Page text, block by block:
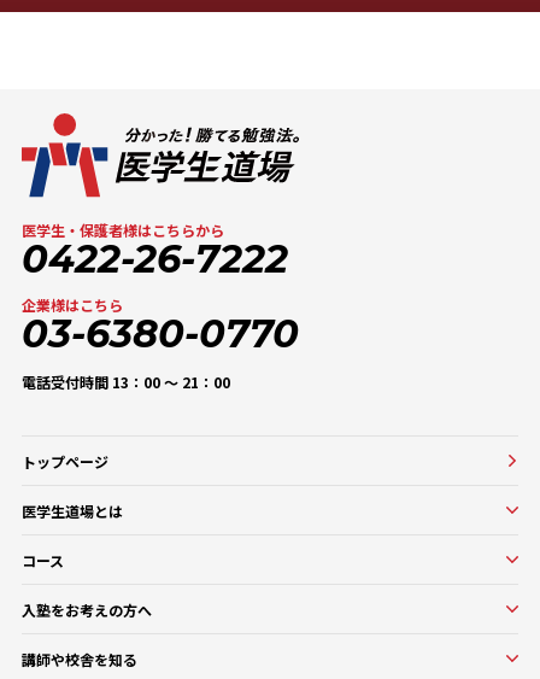
医学生・保護者様はこちらから
0422-26-7222
企業様はこちら
03-6380-0770
電話受付時間 13：00 〜 21：00
トップページ
医学生道場とは
口コミ・評判
コース
コース一覧
医学部基礎医学・生物学対策コース
入塾をお考えの方へ
入塾をお考えの方へ
講師や校舎を知る